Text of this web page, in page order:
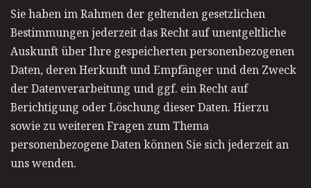
Sie haben im Rahmen der geltenden gesetzlichen
Bestimmungen jederzeit das Recht auf unentgeltliche
Auskunft über Ihre gespeicherten personenbezogenen
Daten, deren Herkunft und Empfänger und den Zweck
der Datenverarbeitung und ggf. ein Recht auf
Berichtigung oder Löschung dieser Daten. Hierzu
sowie zu weiteren Fragen zum Thema
personenbezogene Daten können Sie sich jederzeit an
uns wenden.